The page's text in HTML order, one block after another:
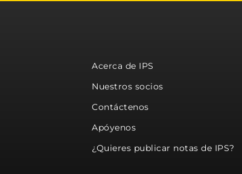
Acerca de IPS
Nuestros socios
Contáctenos
Apóyenos
¿Quieres publicar notas de IPS?